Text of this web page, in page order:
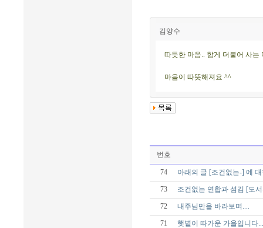
김양수
따듯한 마음.. 함게 더불어 사는
마음이 따뜻해져요 ^^
번호
74 아래의 글 [조건없는-] 에
73 조건없는 연합과 섬김 [도
72 내주님만을 바라보며....
71 햇볕이 따가운 가을입니다